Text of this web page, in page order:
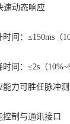
速动态响应
时间： ≤150ms（
时间： ≤2s（
能力可胜任脉冲
控制与通讯接口